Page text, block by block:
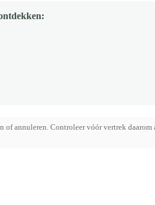
annuleren. Controleer vóór vertrek